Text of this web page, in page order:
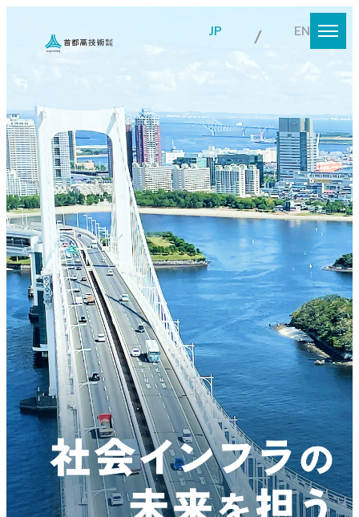
JP EN